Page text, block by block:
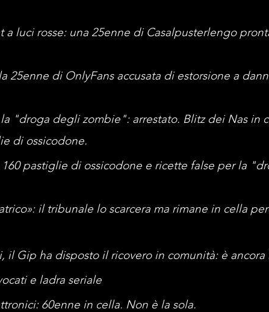
a luci rosse: una 25enne di Casalpusterlengo
25enne di OnlyFans accusata di estorsione a
"droga degli zombie": arrestato. Blitz dei Nas in
di ossicodone.
pastiglie di ossicodone e ricette false per la
il tribunale lo scarcera ma rimane in cella
il Gip ha disposto il ricovero in comunità: è ancora
e ladra seriale
60enne in cella. Non è la sola.